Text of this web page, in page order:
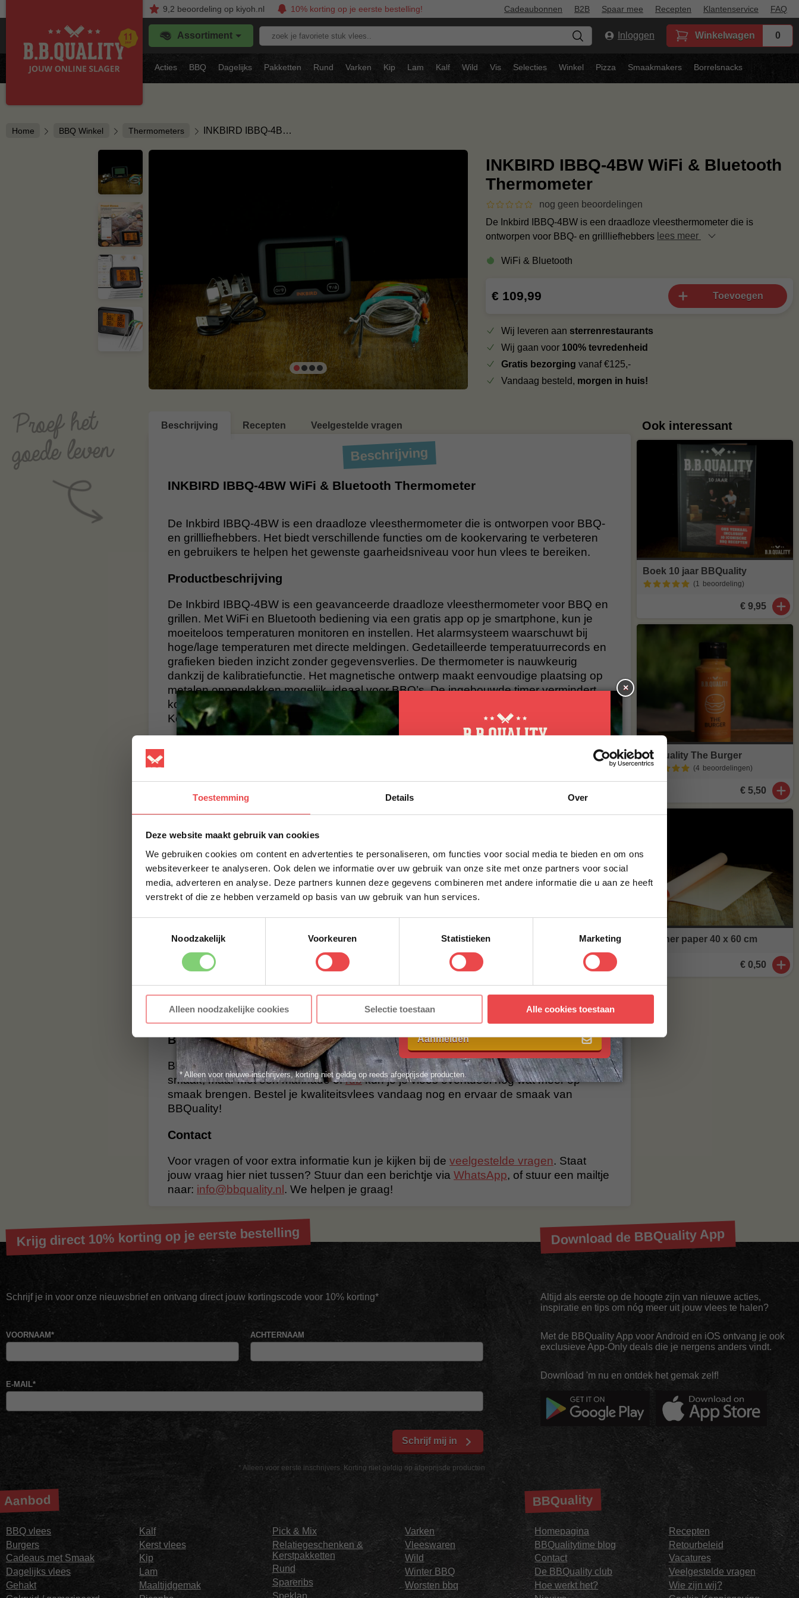
Toestemming Details Over
Deze website maakt gebruik van cookies
We gebruiken cookies om content en advertenties te personaliseren, om functies voor social media te bieden en om ons
websiteverkeer te analyseren. Ook delen we informatie over uw gebruik van onze site met onze partners voor social
media, adverteren en analyse. Deze partners kunnen deze gegevens combineren met andere informatie die u aan ze heeft
verstrekt of die ze hebben verzameld op basis van uw gebruik van hun services.
Noodzakelijk
Voorkeuren Statistieken Marketing
Alleen noodzakelijke cookies Selectie toestaan Alle cookies toestaan
9,2 beoordelingop kiyoh.nl 10% korting op je eerste bestelling! Cadeaubonnen B2B Spaar mee Recepten Klantenservice FAQ
Assortiment
Zoek
stuk
vlees..
Inloggen Winkelwagen 0
Acties BBQ Dagelijks Pakketten Rund Varken Kip Lam Kalf Wild Vis Selecties Winkel Pizza Smaakmakers Borrelsnacks
Home BBQ Winkel Thermometers INKBIRD IBBQ-4B…
INKBIRD IBBQ-4BW WiFi & Bluetooth
Thermometer
nog geen beoordelingen
De Inkbird IBBQ-4BW is een draadloze vleesthermometer die is
ontworpen voor BBQ- en grillliefhebbers lees meer
WiFi & Bluetooth
€ 109,99 Toevoegen
Wij leveren aan sterrenrestaurants
Wij gaan voor 100% tevredenheid
Gratis bezorging vanaf €125,-
Vandaag besteld, morgen in huis!
Beschrijving Recepten Veelgestelde vragen
Beschrijving
INKBIRD IBBQ-4BW WiFi & Bluetooth Thermometer
De Inkbird IBBQ-4BW is een draadloze vleesthermometer die is ontworpen voor BBQ-
en grillliefhebbers. Het biedt verschillende functies om de kookervaring te verbeteren
en gebruikers te helpen het gewenste gaarheidsniveau voor hun vlees te bereiken.
Productbeschrijving
De Inkbird IBBQ-4BW is een geavanceerde draadloze vleesthermometer voor BBQ en
grillen. Met WiFi en Bluetooth bediening via een gratis app op je smartphone, kun je
moeiteloos temperaturen monitoren en instellen. Het alarmsysteem waarschuwt bij
hoge/lage temperaturen met directe meldingen. Gedetailleerde temperatuurrecords en
grafieken bieden inzicht zonder gegevensverlies. De thermometer is nauwkeurig
dankzij de kalibratiefunctie. Het magnetische ontwerp maakt eenvoudige plaatsing op
metalen oppervlakken mogelijk, ideaal voor BBQ’s. De ingebouwde timer vermindert
kookstress en het backlight-ontwerp zorgt voor duidelijke aflezing, zelfs bij weinig licht.
Kortom, de IBBQ-4BW verbetert de kookervaring met slimme en handige functies.
Temperatuurbereik:Kortetermijnmeting: -30 ℃ ~ + 300 ℃, Continue monitoring: -20
℃ ~ + 250 ℃
Probe Temperatuur Resolutie: 0,1 ℉
Temperatuurkalibratiebereik:-7 ℃ ~ + 7 ℃
USB Type-C ingangsspanning:DC 5V, ingang: 1A standaard
Reactietijd:
0,1 sec (minimum)
Verbindingsmethoden:
Wi-Fi & Bluetooth
Functies:Afstandsbediening, Temperatuurgrafiek, Timer, Alarm
Batterij:Oplaadbaar (2500mAh)
BBQuality
BBQuality staat voor betaalbaar kwaliteitsvlees. Ons vlees is van nature al heerlijk van
smaak, maar met een marinade ofrubkun je je vlees eventueel nog wat meer op
smaak brengen. Bestel je kwaliteitsvlees vandaag nog en ervaar de smaak van
BBQuality!
Contact
Voor vragen of voor extra informatie kun je kijken bij de veelgestelde vragen. Staat
jouw vraag hier niet tussen? Stuur dan een berichtje via WhatsApp, of stuur een mailtje
naar: info@bbquality.nl. We helpen je graag!
Ook interessant
Boek 10 jaar BBQuality
(1 beoordeling)
€ 9,95
BBQuality The Burger
(4 beoordelingen)
€ 5,50
Butcher paper 40 x 60 cm
€ 0,50
×
10% korting op je
eerste bestelling*
VOORNAAM*
E-MAILADRES*
voorwaarden.
Aanmelden
* Alleen voor nieuwe inschrijvers, korting niet geldig op reeds afgeprijsde producten.
Krijg direct 10% korting op je eerste bestelling
Schrijf je in voor onze nieuwsbrief en ontvang direct jouw kortingscode voor 10% korting*
* Alleen voor eerste inschrijvers. Korting niet geldig op afgeprijsde producten
VOORNAAM* ACHTERNAAM
E-MAIL*
Schrijf mij in
Download de BBQuality App
Altijd als eerste op de hoogte zijn van nieuwe acties,
inspiratie en tips om nóg meer uit jouw vlees te halen?
Met de BBQuality App voor Android en iOS ontvang je ook
exclusieve App-Only deals die je nergens anders vindt.
Download 'm nu en ontdek het gemak zelf!
Aanbod
BBQ vlees
Burgers
Cadeaus met Smaak
Dagelijks vlees
Gehakt
Kalf
Kerst vlees
Kip
Lam
Maaltijdgemak
Pick & Mix
Relatiegeschenken &
Kerstpakketten
Rund
Spareribs
Speklap
Varken
Vleeswaren
Wild
Winter BBQ
Worsten bbq
BBQuality
Homepagina
BBQualitytime blog
Contact
De BBQuality club
Hoe werkt het?
Recepten
Retourbeleid
Vacatures
Veelgestelde vragen
Wie zijn wij?